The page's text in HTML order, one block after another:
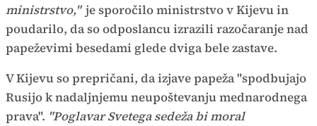
ministrstvo," je sporočilo ministrstvo v Kijevu in
poudarilo, da so odposlancu izrazili razočaranje nad
papeževimi besedami glede dviga bele zastave.
V Kijevu so prepričani, da izjave papeža "spodbujajo
Rusijo k nadaljnjemu neupoštevanju mednarodnega
prava". "Poglavar Svetega sedeža bi moral